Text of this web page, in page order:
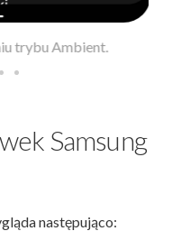
trybu Ambient.
Samsung
następująco: